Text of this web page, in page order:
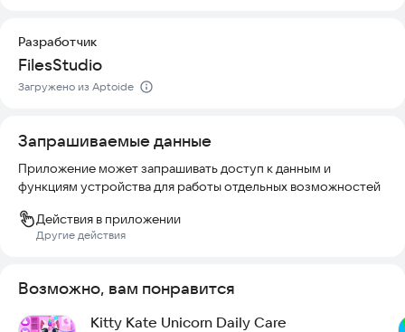
Разработчик
FilesStudio
Загружено из Aptoide
Запрашиваемые данные
Приложение может запрашивать доступ к данным и
функциям устройства для работы отдельных возможностей
Действия в приложении
Другие действия
Возможно, вам понравится
Kitty Kate Unicorn Daily Care